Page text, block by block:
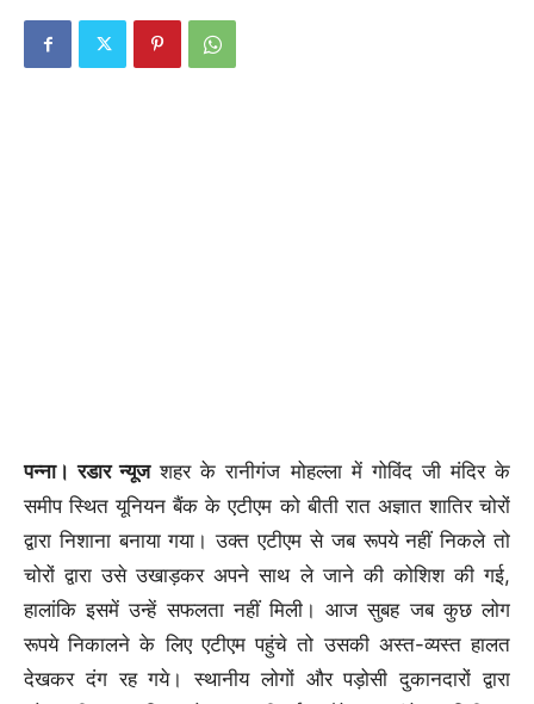
पन्ना। रडार न्यूजशहर के रानीगंज मोहल्ला में गोविंद जी मंदिर के
समीप स्थित यूनियन बैंक के एटीएम को बीती रात अज्ञात शातिर चोरों
द्वारा निशाना बनाया गया। उक्त एटीएम से जब रूपये नहीं निकले तो
चोरों द्वारा उसे उखाड़कर अपने साथ ले जाने की कोशिश की गई,
हालांकि इसमें उन्हें सफलता नहीं मिली। आज सुबह जब कुछ लोग
रूपये निकालने के लिए एटीएम पहुंचे तो उसकी अस्त-व्यस्त हालत
देखकर दंग रह गये। स्थानीय लोगों और पड़ोसी दुकानदारों द्वारा